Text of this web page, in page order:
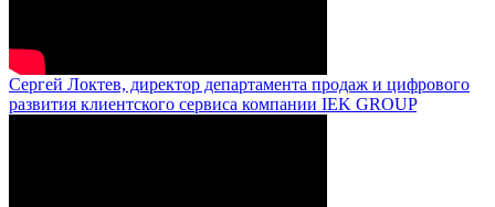
Сергей Локтев, директор департамента продаж и цифрового
развития клиентского сервиса компании IEK GROUP